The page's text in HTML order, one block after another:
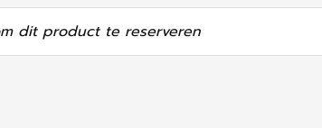
dit product te reserveren